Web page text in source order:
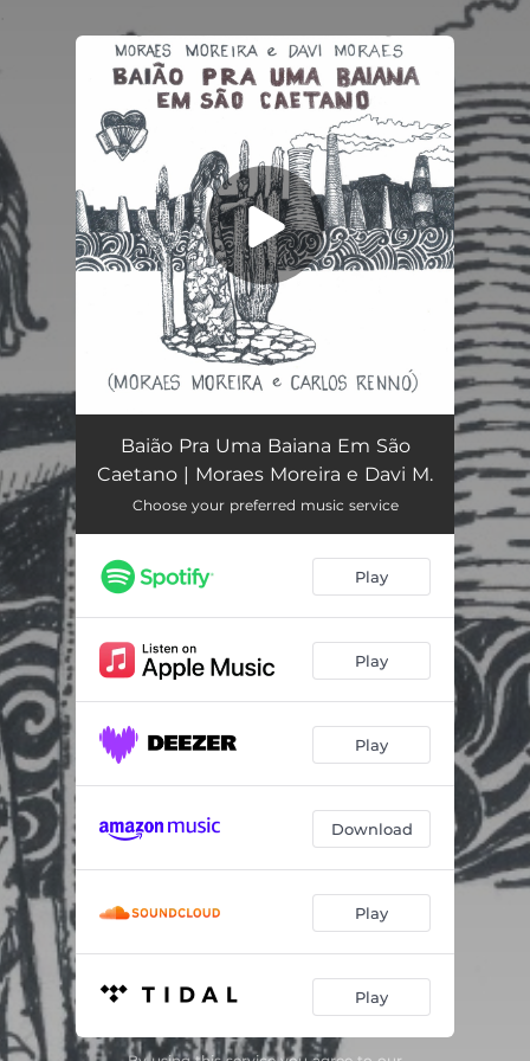
You're all set!
Baião Pra Uma Baiana em São Caetano 04:09
Baião Pra Uma Baiana Em São
Caetano | Moraes Moreira e Davi M.
Choose your preferred music service
Play
Play
Play
Download
Play
Play